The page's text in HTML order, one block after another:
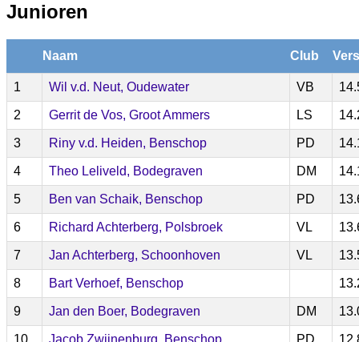
Junioren
Naam Club
1 Wil v.d. Neut, Oudewater VB
2 Gerrit de Vos, Groot Ammers LS
3 Riny v.d. Heiden, Benschop PD
4 Theo Leliveld, Bodegraven DM
5 Ben van Schaik, Benschop PD
6 Richard Achterberg, Polsbroek VL
7 Jan Achterberg, Schoonhoven VL
8 Bart Verhoef, Benschop
9 Jan den Boer, Bodegraven DM